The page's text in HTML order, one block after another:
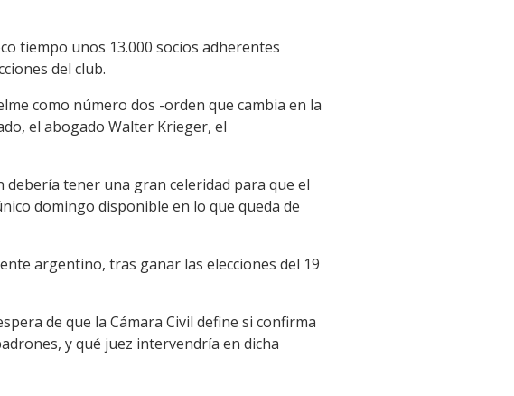
tiempo unos 13.000 socios adherentes
del club.
como número dos -orden que cambia en la
el abogado Walter Krieger, el
debería tener una gran celeridad para que el
domingo disponible en lo que queda de
argentino, tras ganar las elecciones del 19
de que la Cámara Civil define si confirma
y qué juez intervendría en dicha